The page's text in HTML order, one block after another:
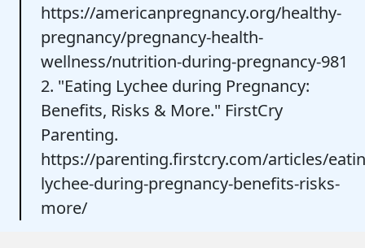
https://americanpregnancy.org/healthy-
pregnancy/pregnancy-health-
wellness/nutrition-during-pregnancy-981
2. "Eating Lychee during Pregnancy:
Benefits, Risks & More." FirstCry
Parenting.
https://parenting.firstcry.com/articles/
lychee-during-pregnancy-benefits-risks-
more/